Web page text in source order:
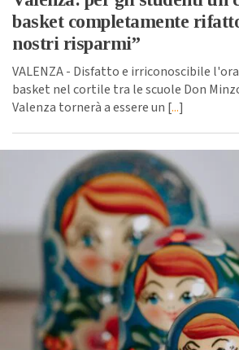
basket completamente
nostri risparmi”
VALENZA - Disfatto e irriconoscibile
basket nel cortile tra le scuole Don
Valenza tornerà a essere un [...]